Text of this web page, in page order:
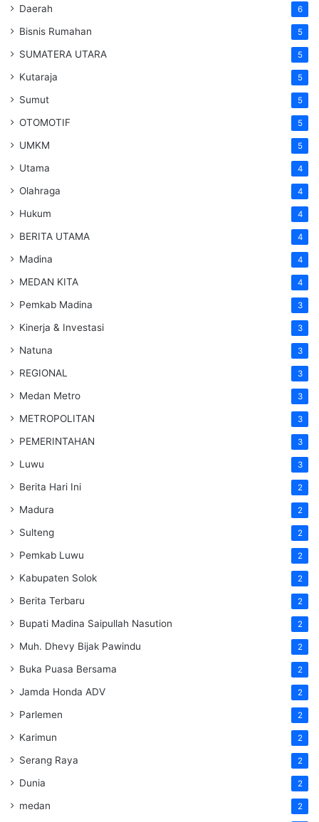
Daerah 6
Bisnis Rumahan 5
SUMATERA UTARA 5
Kutaraja 5
Sumut 5
OTOMOTIF 5
UMKM 5
Utama 4
Olahraga 4
Hukum 4
BERITA UTAMA 4
Madina 4
MEDAN KITA 4
Pemkab Madina 3
Kinerja & Investasi 3
Natuna 3
REGIONAL 3
Medan Metro 3
METROPOLITAN 3
PEMERINTAHAN 3
Luwu 3
Berita Hari Ini 2
Madura 2
Sulteng 2
Pemkab Luwu 2
Kabupaten Solok 2
Berita Terbaru 2
Bupati Madina Saipullah Nasution 2
Muh. Dhevy Bijak Pawindu 2
Buka Puasa Bersama 2
Jamda Honda ADV 2
Parlemen 2
Karimun 2
Serang Raya 2
Dunia 2
medan 2